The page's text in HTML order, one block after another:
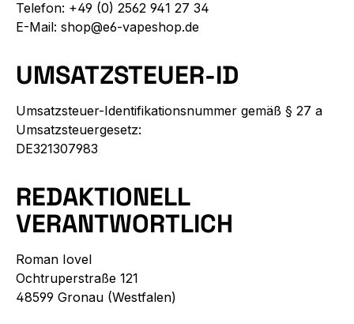
Telefon: +49 (0) 2562 941 27 34
E-Mail: shop@e6-vapeshop.de
UMSATZSTEUER-ID
Umsatzsteuer-Identifikationsnummer gemäß § 27 a
Umsatzsteuergesetz:
DE321307983
REDAKTIONELL
VERANTWORTLICH
Roman Iovel
Ochtruperstraße 121
48599 Gronau (Westfalen)